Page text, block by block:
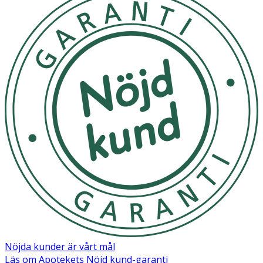
följ användningsinstruktionerna. Applicera generöst före
solexponering och återapplicera ofta särskilt efter vad,
svettning eller handdukstorkning för att bibehålla det
ursprungliga skyddet. Rekommenderad mängd för barn
är 20 ml. För liten mängd reducerar skyddsnivån avsevärt.
Vistas inte för länge i solen, även om du använder
solkräm. Överexponering för solen utgör en allvarlig
hälsorisk. Skydda spädbarn och små barn från direkt
solljus. Använd skyddande kläder och rätt mängd solkräm
för oskyddade hudområden. Låt absorberas helt och
undvik direktkontakt med textilier och hårda ytor för att
förhindra fläckar. Undvik kontakt med ögonen.
Kan förvaras i rumstemperatur
OK för gravida och ammande:
Ingredienser:
Aqua, Alcohol Denat., Butyl Methoxydibenzoylmethane,
Nöjda kunder är vårt mål
Läs om Apotekets Nöjd kund-garanti